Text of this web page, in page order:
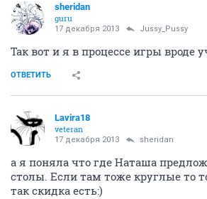
sheridan
guru
17 декабря 2013 Jussy_Pussy
Так вот и я в процессе игры вроде
ОТВЕТИТЬ
Lavira18
veteran
17 декабря 2013 sheridan
а я поняла что где Наташа
столы. Если там тоже круглые то
так скидка есть:)